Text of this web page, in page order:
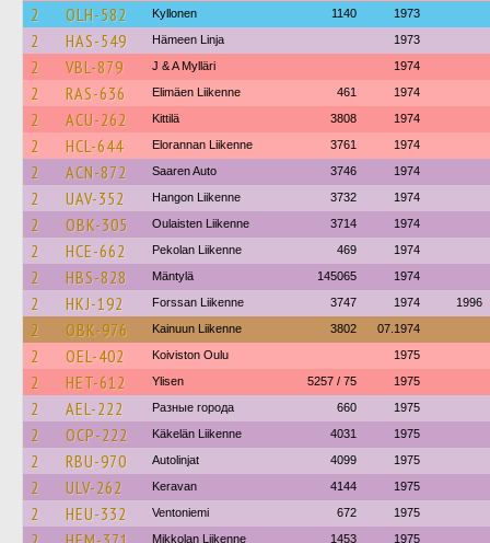
2 OLH-582 Kyllonen 1140 1973
2 HAS-549 Hämeen Linja 1973
2 VBL-879 J & A Mylläri 1974
2 RAS-636 Elimäen Liikenne 461 1974
2 ACU-262 Kittilä 3808 1974
2 HCL-644 Elorannan Liikenne 3761 1974
2 ACN-872 Saaren Auto 3746 1974
2 UAV-352 Hangon Liikenne 3732 1974
2 OBK-305 Oulaisten Liikenne 3714 1974
2 HCE-662 Pekolan Liikenne 469 1974
2 HBS-828 Mäntylä 145065 1974
2 HKJ-192 Forssan Liikenne 3747 1974 1996
2 OBK-976 Kainuun Liikenne 3802 07.1974
2 OEL-402 Koiviston Oulu 1975
2 HET-612 Ylisen 5257 / 75 1975
2 AEL-222 Разные города 660 1975
2 OCP-222 Käkelän Liikenne 4031 1975
2 RBU-970 Autolinjat 4099 1975
2 ULV-262 Keravan 4144 1975
2 HEU-332 Ventoniemi 672 1975
Mikkolan Liikenne 1453 1975